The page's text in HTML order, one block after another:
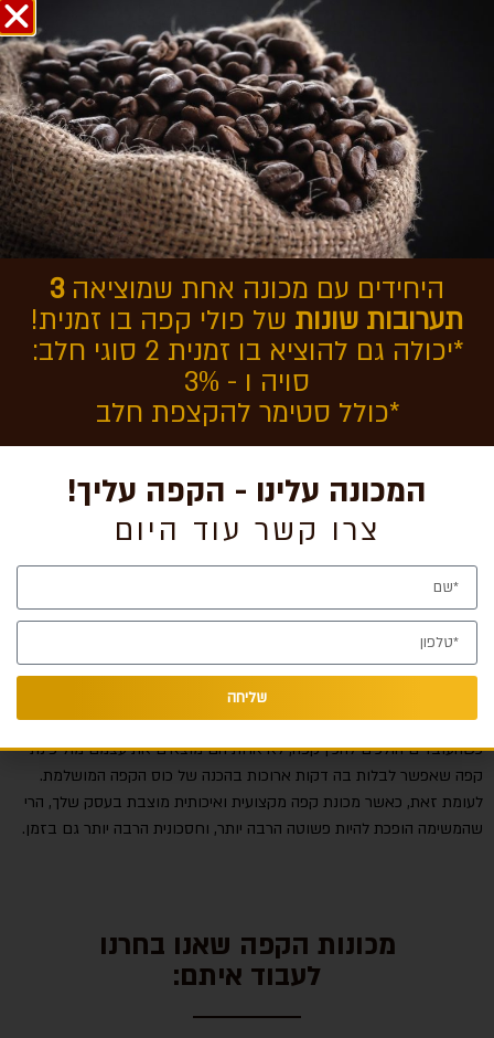
בחזרה לכתבות
מכונות קפה - כשיופי פוגש
חיסכון בזמן ובכסף
לאילו עסקים מומלץ לרכוש מכונת קפה? כמה עולה מכונת קפה המתאימה
לבית עסק? האם ישנו שירות לעסקים המציע גם תחזוקה של מכונות קפה?
פשוט ומשתלם יותר מלהכין קפה נמס בכוסאחד היתרונות המרכזיים
שמעניקה מכונת קפה לעסקים הוא הפשטות בשימוש – והחיסכון בזמן
שנלווה לה, כמו גם הטעם של כוס האספרסו ממש כמו בבית קפה.
כשהעובדים הולכים להכין קפה, לא אחת הם מוצאים את עצמם מול פינת
קפה שאפשר לבלות בה דקות ארוכות בהכנה של כוס הקפה המושלמת.
לעומת זאת, כאשר מכונת קפה מקצועית ואיכותית מוצבת בעסק שלך, הרי
שהמשימה הופכת להיות פשוטה הרבה יותר, וחסכונית הרבה יותר גם בזמן.
מכונות הקפה שאנו בחרנו
לעבוד איתם:
היחידים עם מכונה אחת שמוציאה3
תערובות שונות של פולי קפה בו זמנית!
*יכולה גם להוציא בו זמנית 2 סוגי חלב:
סויה ו - 3%
*כולל סטימר להקצפת חלב
המכונה עלינו - הקפה עליך!
צרו קשר עוד היום
שליחה